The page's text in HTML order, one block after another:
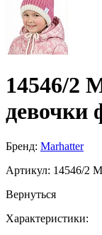
14546/2
девочки
Бренд: Marhatter
Артикул: 14546/2
Вернуться
Характеристики: